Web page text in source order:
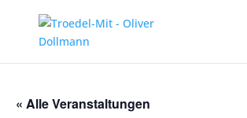
« Alle Veranstaltungen